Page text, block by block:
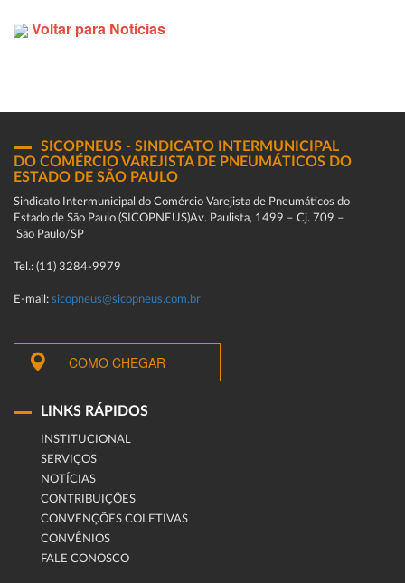
Voltar para Notícias
SICOPNEUS - SINDICATO INTERMUNICIPAL
DO COMÉRCIO VAREJISTA DE PNEUMÁTICOS DO
ESTADO DE SÃO PAULO
Sindicato Intermunicipal do Comércio Varejista de Pneumáticos do
Estado de São Paulo (SICOPNEUS)Av. Paulista, 1499 – Cj. 709 –
São Paulo/SP
Tel.: (11) 3284-9979
E-mail: sicopneus@sicopneus.com.br
COMO CHEGAR
LINKS RÁPIDOS
INSTITUCIONAL
SERVIÇOS
NOTÍCIAS
CONTRIBUIÇÕES
CONVENÇÕES COLETIVAS
CONVÊNIOS
FALE CONOSCO